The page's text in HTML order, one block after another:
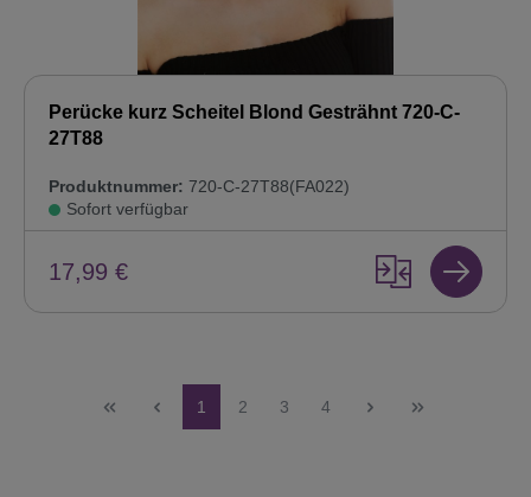
Perücke kurz Scheitel Blond Gesträhnt 720-C-
27T88
Produktnummer: 720-C-27T88(FA022)
Sofort verfügbar
17,99 €
Seite
1 Seite
2 Seite
3 Seite
4